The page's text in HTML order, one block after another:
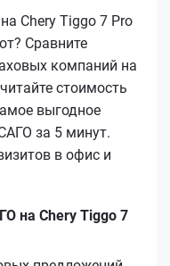
Chery Tiggo 7 Pro
Сравните
компаний на
стоимость
выгодное
за 5 минут.
в офис и
на Chery Tiggo 7